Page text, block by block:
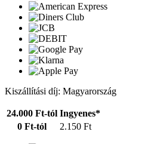
Kiszállítási díj: Magyarország
24.000 Ft-tól Ingyenes*
0 Ft-tól
2.150 Ft